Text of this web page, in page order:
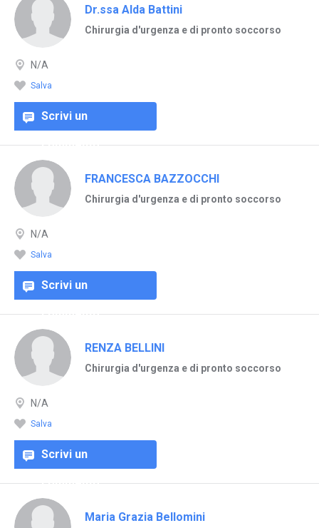
Dr.ssa Alda Battini
Chirurgia d'urgenza e di pronto soccorso
N/A
Salva
Scrivi un
commento
FRANCESCA BAZZOCCHI
Chirurgia d'urgenza e di pronto soccorso
N/A
Salva
Scrivi un
commento
RENZA BELLINI
Chirurgia d'urgenza e di pronto soccorso
N/A
Salva
Scrivi un
commento
Maria Grazia Bellomini